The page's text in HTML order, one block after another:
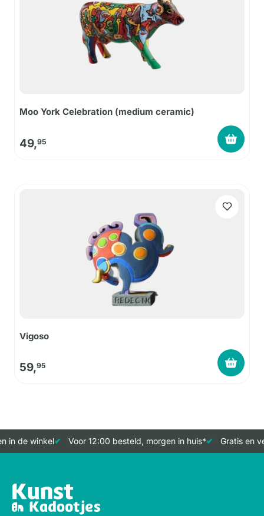
Moo York Celebration (medium ceramic)
49,95
Vigoso
59,95
in de winkel Voor 12:00 besteld, morgen in huis* Gratis en